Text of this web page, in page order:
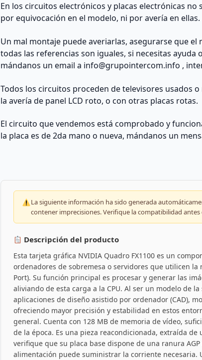
En los circuitos electrónicos y placas electrónicas no
por equivocación en el modelo, ni por avería en ellas.
Un mal montaje puede averiarlas, asegurarse que el
todas las referencias son iguales, si necesitas ayuda
mándanos un email a info@grupointercom.info ,
Todos los circuitos proceden de televisores usados
la avería de panel LCD roto, o con otras placas rotas.
El circuito que vendemos está comprobado y
la placa es de 2da mano o nueva, mándanos un
La siguiente información ha sido generada
contener imprecisiones. Verifique la compatibilidad antes
Descripción del producto
Esta tarjeta gráfica NVIDIA Quadro FX1100 es un
ordenadores de sobremesa o servidores que utilicen la
Port). Su función principal es procesar y generar las
aliviando de esta carga a la CPU. Al ser un modelo de
aplicaciones de diseño asistido por ordenador (CAD),
ofreciendo mayor precisión y estabilidad en estos
general. Cuenta con 128 MB de memoria de vídeo,
de la época. Es una pieza reacondicionada, extraída
verifique que su placa base dispone de una ranura
alimentación puede suministrar la corriente necesaria.